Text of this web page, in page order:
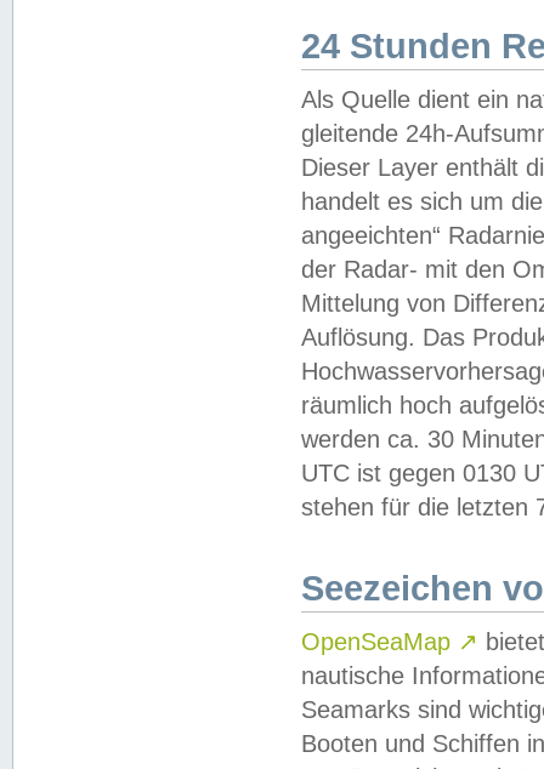
24 Stunden
Als Quelle dient ein
gleitende 24h-
Dieser Layer enthält
handelt es sich um
angeeichten“
der Radar- mit den
Mittelung von
Auflösung. Das
räumlich hoch
werden ca. 30
UTC ist gegen 0130
stehen für die letzten
Seezeichen
OpenSeaMap ↗
nautische
Seamarks sind
Booten und Schiffen